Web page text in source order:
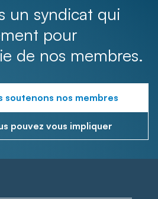
un syndicat qui
pour
de nos membres.
soutenons nos membres
pouvez vous impliquer